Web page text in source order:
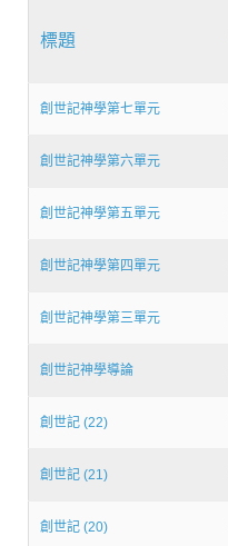
標題
創世記神學第七單元
創世記神學第六單元
創世記神學第五單元
創世記神學第四單元
創世記神學第三單元
創世記神學導論
創世記 (22)
創世記 (21)
創世記 (20)